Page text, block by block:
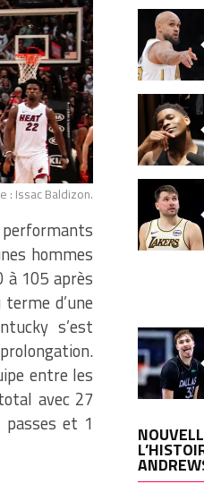
: Issac Baldizon.
hommes
à 105 après
d’une
s’est
entre les
avec 27
et 1